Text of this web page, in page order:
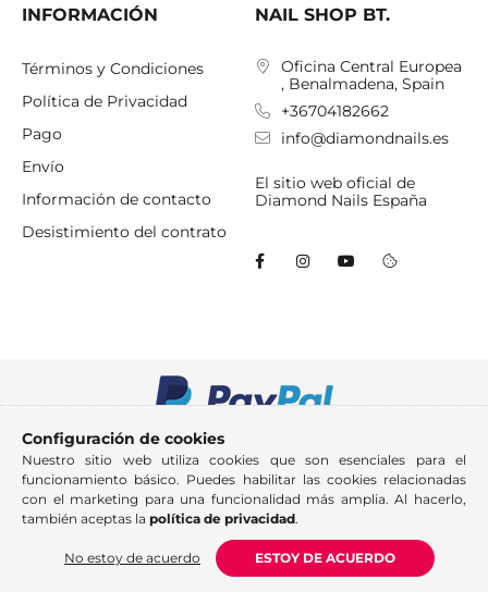
INFORMACIÓN
Términos y Condiciones
Política de Privacidad
Pago
Envío
Información de contacto
Desistimiento del contrato
NAIL SHOP BT.
Oficina Central Europea
, Benalmadena, Spain
+36704182662
info@diamondnails.es
El sitio web oficial de
Diamond Nails España
Configuración de cookies
Nuestro sitio web utiliza cookies que son esenciales para el
funcionamiento básico. Puedes habilitar las cookies relacionadas
con el marketing para una funcionalidad más amplia. Al hacerlo,
también aceptas la política de privacidad.
No estoy de acuerdo ESTOY DE ACUERDO